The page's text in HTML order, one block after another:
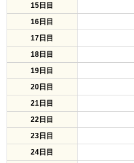
15日目
16日目
17日目
18日目
19日目
20日目
21日目
22日目
23日目
24日目